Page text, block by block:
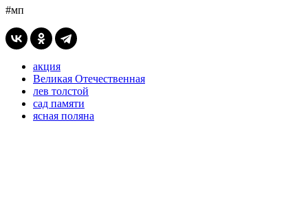
#мп
акция
Великая Отечественная
лев толстой
сад памяти
ясная поляна